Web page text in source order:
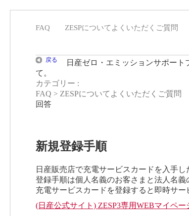
FAQ ZESPについてよくいただくご質問
戻る
日産ゼロ・エミッションサポート
て。
カテゴリー :
FAQ > ZESPについてよくいただくご質問
回答
新規登録手順
日産販売店で充電サービスカードを入手
登録手順は個人名義のお客さまと法人名義
充電サービスカードを登録すると即時サー
(日産公式サイト) ZESP3専用WEBマイペ